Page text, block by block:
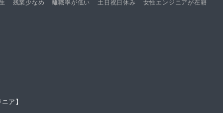
残業少なめ 離職率が低い 土日祝日休み
女性エンジニアが在籍
ア】